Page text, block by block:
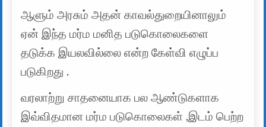
ஆளும் அரசும் அதன் காவல்துறையினாலும்
ஏன் இந்த மர்ம மனித படுகொலைகளை
தடுக்க இயலவில்லை என்ற கேள்வி எழுப்ப
படுகிறது .
வரலாற்று சாதனையாக பல ஆண்டுகளாக
இவ்விதமான மர்ம படுகொலைகள் ,இடம் பெற்ற